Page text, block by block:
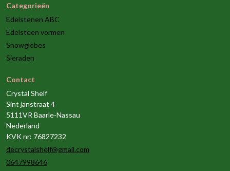
Categorieën
Edelstenen ABC
Edelsteen vormen
Snowglobes
Sieraden
Contact
Crystal Shelf
Sint janstraat 4
5111VR Baarle-Nassau
Nederland
KVK nr: 76827232
decrystalshelf@gmail.com
0647998646